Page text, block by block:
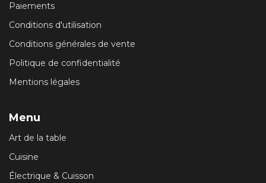
Paiements
Conditions d'utilisation
Conditions générales de vente
Politique de confidentialité
Mentions légales
Menu
Art de la table
Cuisine
Électrique & Cuisson